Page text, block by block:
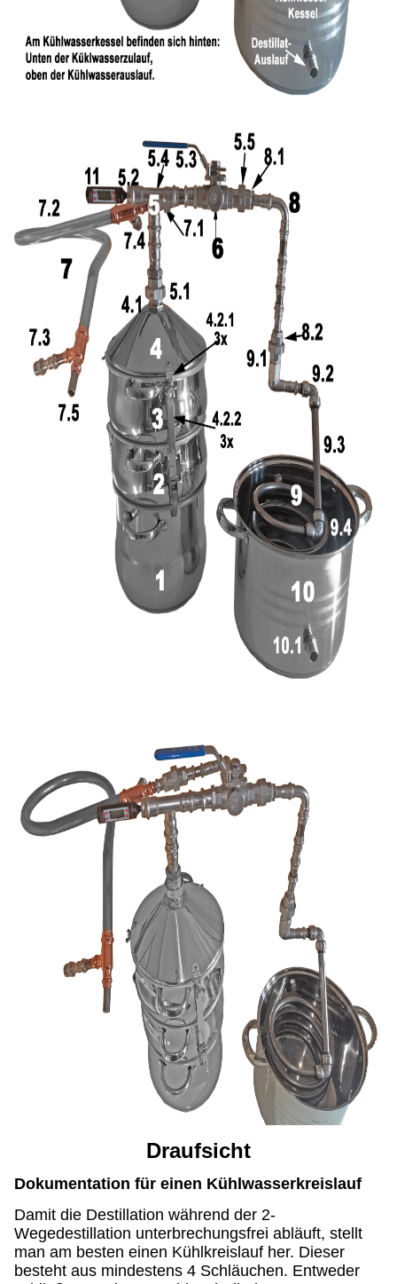
Draufsicht
Dokumentation für einen Kühlwasserkreislauf
Damit die Destillation während der 2-
Wegedestillation unterbrechungsfrei abläuft, stellt
man am besten einen Kühlkreislauf her. Dieser
besteht aus mindestens 4 Schläuchen. Entweder